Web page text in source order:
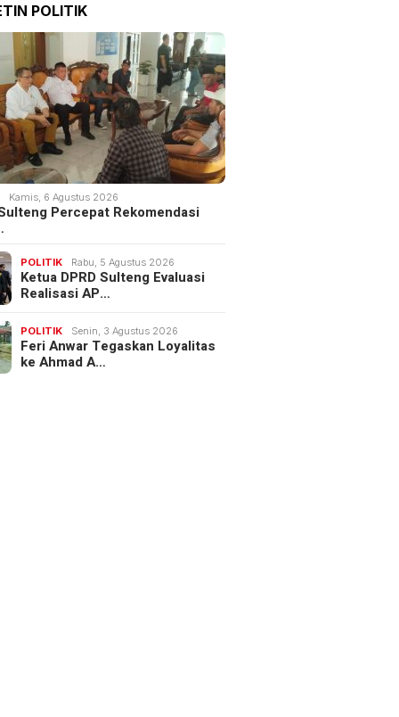
POLITIK
Kamis, 6 Agustus 2026
Percepat Rekomendasi
POLITIK Rabu, 5 Agustus 2026
Ketua DPRD Sulteng Evaluasi
Realisasi AP…
POLITIK Senin, 3 Agustus 2026
Feri Anwar Tegaskan Loyalitas
ke Ahmad A…